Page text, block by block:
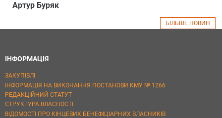
Артур Буряк
БІЛЬШЕ НОВИН
ІНФОРМАЦІЯ
ЗАКУПІВЛІ
ІНФОРМАЦІЯ НА ВИКОНАННЯ ПОСТАНОВИ КМУ № 1266
РЕДАКЦІЙНИЙ СТАТУТ
СТРУКТУРА ВЛАСНОСТІ
ВІДОМОСТІ ПРО КІНЦЕВИХ БЕНЕФІЦІАРНИХ ВЛАСНИКІВ